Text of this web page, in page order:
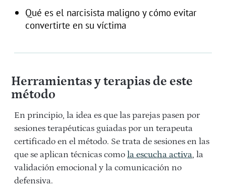
Qué es el narcisista maligno y cómo evitar
convertirte en su víctima
Herramientas y terapias de este
método
En principio, la idea es que las parejas pasen por
sesiones terapéuticas guiadas por un terapeuta
certificado en el método. Se trata de sesiones en las
que se aplican técnicas como la escucha activa, la
validación emocional y la comunicación no
defensiva.